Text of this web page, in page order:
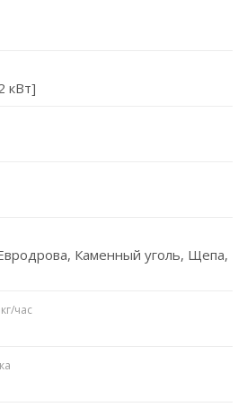
кВт]
Каменный уголь, Щепа,
час